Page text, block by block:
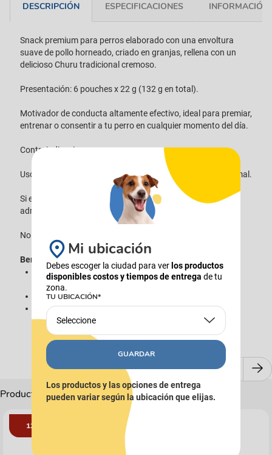
DESCRIPCIÓN ESPECIFICACIONES
Snack premium para perros elaborado con una envoltura
suave de pollo horneado, criado en granjas, rellena con un
delicioso Churu tradicional cremoso.
Presentación: 6 pouches x 22 g (132 g en total).
Motivador de conducta altamente efectivo, ideal para premiar,
entrenar o consentir a tu perro en cualquier momento del día.
Contraindicaciones:
Uso veterinario. Producto exclusivo para alimentación animal.
Si el producto cambia de aspecto, color u olor, no debe
administrarse.
No consumir después de la fecha de caducidad.
Beneficios
Preparados con pollo criado en granja y atún salvaje
100% puro y natural.
Sin cereales, conservantes ni colorantes artificiales.
Bocados horneados rellenos, perfectos para el
entrenamiento canino.
Productos Complementarios
12%
Mi ubicación
Debes escoger la ciudad para verlos productos
disponibles costos y tiempos de entrega de tu
zona.
TU UBICACIÓN*
Seleccione
GUARDAR
Los productos y las opciones de entrega
pueden variar según la ubicación que elijas.